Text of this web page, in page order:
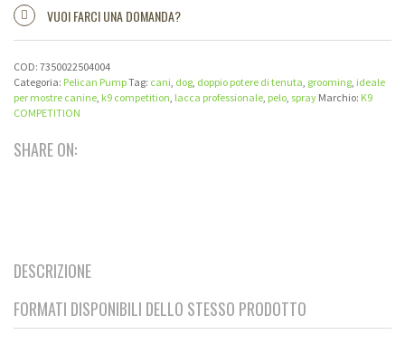
-
Pellican
per
taniche
da
e
VUOI FARCI UNA DOMANDA?
COD: 7350022504004
Categoria: Pelican PumpTag: cani, dog, doppio potere di tenuta, grooming, ideale
per mostre canine, k9 competition, lacca professionale, pelo, spray Marchio: K9
COMPETITION
SHARE ON:
DESCRIZIONE
FORMATI DISPONIBILI DELLO STESSO PRODOTTO